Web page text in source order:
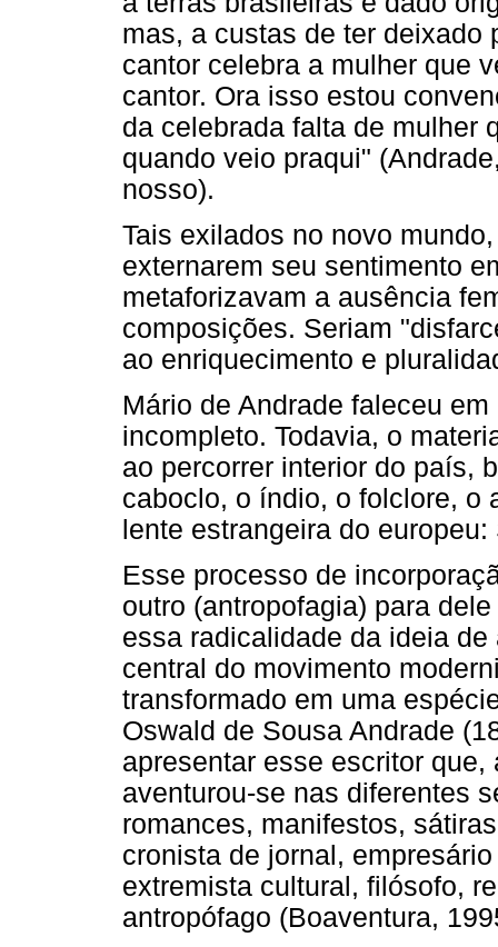
mas, a custas de ter deixado
cantor celebra a mulher que
cantor. Ora isso estou
da celebrada falta de mulher
quando veio praqui"
nosso).
Tais exilados no novo
externarem seu sentimento
metaforizavam a ausência
composições. Seriam
ao enriquecimento e
Mário de Andrade faleceu
incompleto. Todavia, o
ao percorrer interior do país,
caboclo, o índio, o folclore, o
lente estrangeira do
Esse processo de
outro (antropofagia) para
essa radicalidade da ideia
central do movimento
transformado em uma
Oswald de Sousa Andrade
apresentar esse escritor
aventurou-se nas diferentes
romances, manifestos,
cronista de jornal,
extremista cultural, filósofo,
antropófago (Boaventura,